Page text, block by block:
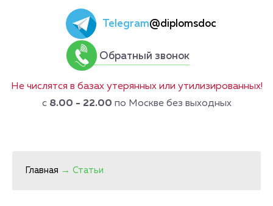
Telegram@diplomsdoc
Обратный звонок
Не числятся в базах утерянных или утилизированных!
с 8.00 - 22.00 по Москве без выходных
Главная → Статьи